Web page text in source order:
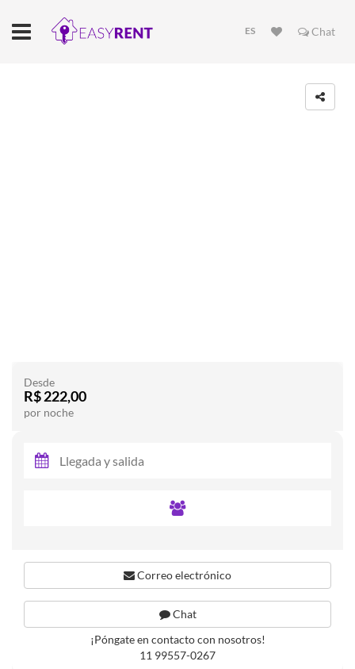
ES Chat
Desde
R$ 222,00
por noche
Correo electrónico
Chat
¡Póngate en contacto con nosotros!
11 99557-0267